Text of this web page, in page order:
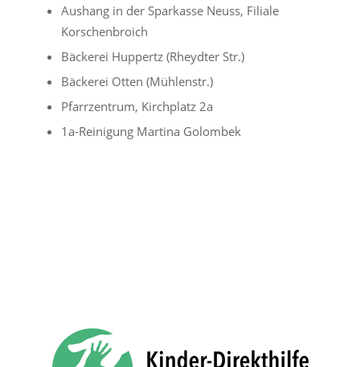
Aushang in der Sparkasse Neuss, Filiale
Korschenbroich
Bäckerei Huppertz (Rheydter Str.)
Bäckerei Otten (Mühlenstr.)
Pfarrzentrum, Kirchplatz 2a
1a-Reinigung Martina Golombek